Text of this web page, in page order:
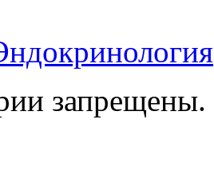
запрещены.